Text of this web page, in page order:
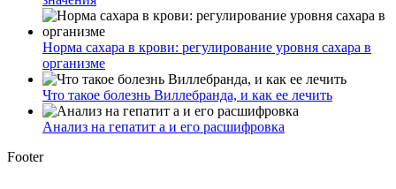
Норма сахара в крови: регулирование уровня сахара в
организме
Что такое болезнь Виллебранда, и как ее лечить
Анализ на гепатит а и его расшифровка
Footer